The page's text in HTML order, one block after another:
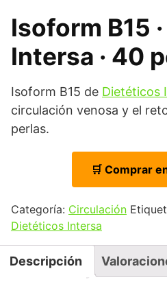
Isoform B15
Intersa · 40
Isoform B15 de Dietéticos
circulación venosa y el
perlas.
🛒 Comprar
Categoría: Circulación
Dietéticos Intersa
Descripción